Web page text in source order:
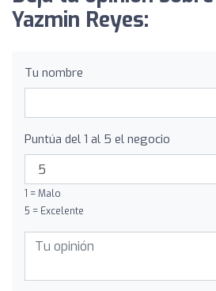
Yazmin Reyes:
Tu nombre
Puntúa del 1 al 5 el negocio
1 = Malo
5 = Excelente